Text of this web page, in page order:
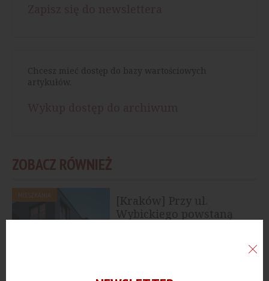
Chcesz mieć dostęp do bazy wartościowych
artykułów.
ZOBACZ RÓWNIEŻ
[Kraków] Przy ul.
Wybickiego powstaną